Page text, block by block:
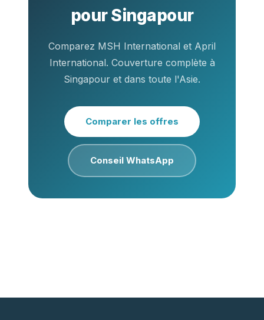
pour Singapour
Comparez MSH International et April
International. Couverture complète à
Singapour et dans toute l'Asie.
Comparer les offres
Conseil WhatsApp